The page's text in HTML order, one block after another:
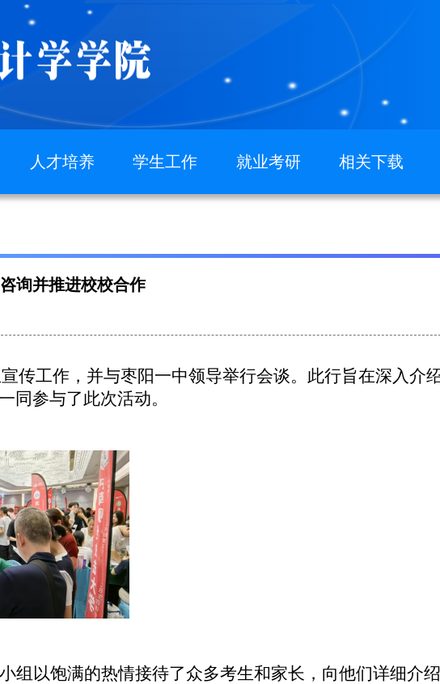
化
人才培养
教学通知
本科生培养计划
研究生培养计划
学科竞赛获奖
学生工作
青春数苑
七彩班级
就业考研
就业专题
相关下载
询并推进校校合作
传工作，并与枣阳一中领导举行会谈。此行旨在深入介
同参与了此次活动。
组以饱满的热情接待了众多考生和家长，向他们详细介